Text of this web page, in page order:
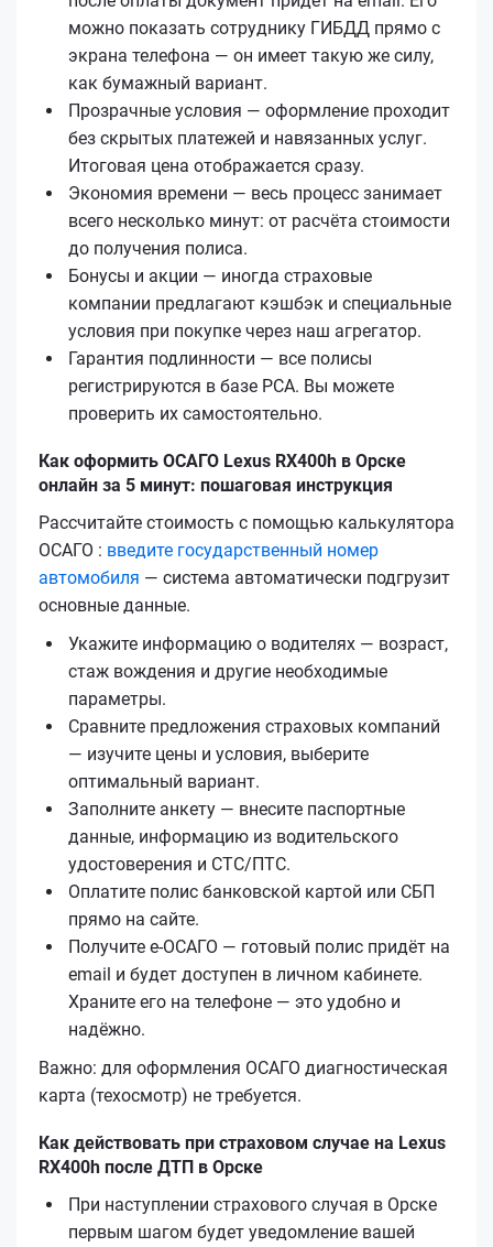
можно показать сотруднику ГИБДД прямо с
экрана телефона — он имеет такую же силу,
как бумажный вариант.
Прозрачные условия — оформление проходит
без скрытых платежей и навязанных услуг.
Итоговая цена отображается сразу.
Экономия времени — весь процесс занимает
всего несколько минут: от расчёта стоимости
до получения полиса.
Бонусы и акции — иногда страховые
компании предлагают кэшбэк и специальные
условия при покупке через наш агрегатор.
Гарантия подлинности — все полисы
регистрируются в базе РСА. Вы можете
проверить их самостоятельно.
Как оформить ОСАГО Lexus RX400h в Орске
онлайн за 5 минут: пошаговая инструкция
Рассчитайте стоимость с помощью калькулятора
ОСАГО : введите государственный номер
автомобиля — система автоматически подгрузит
основные данные.
Укажите информацию о водителях — возраст,
стаж вождения и другие необходимые
параметры.
Сравните предложения страховых компаний
— изучите цены и условия, выберите
оптимальный вариант.
Заполните анкету — внесите паспортные
данные, информацию из водительского
удостоверения и СТС/ПТС.
Оплатите полис банковской картой или СБП
прямо на сайте.
Получите е‑ОСАГО — готовый полис придёт на
email и будет доступен в личном кабинете.
Храните его на телефоне — это удобно и
надёжно.
Важно: для оформления ОСАГО диагностическая
карта (техосмотр) не требуется.
Как действовать при страховом случае на Lexus
RX400h после ДТП в Орске
При наступлении страхового случая в Орске
первым шагом будет уведомление вашей